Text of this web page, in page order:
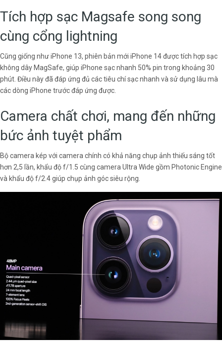
Tích hợp sạc Magsafe song song
cùng cổng lightning
Cũng giống như iPhone 13, phiên bản mới iPhone 14 được tích hợp sạc
không dây MagSafe, giúp iPhone sạc nhanh 50% pin trong khoảng 30
phút. Điều này đã đáp ứng đủ các tiêu chí sạc nhanh và sử dụng lâu mà
các dòng iPhone trước đáp ứng được.
Camera chất chơi, mang đến những
bức ảnh tuyệt phẩm
Bộ camera kép với camera chính có khả năng chụp ảnh thiếu sáng tốt
hơn 2,5 lần, khẩu độ f/1.5 cùng camera Ultra Wide gồm Photonic Engine
và khẩu độ f/2.4 giúp chụp ảnh góc siêu rộng.